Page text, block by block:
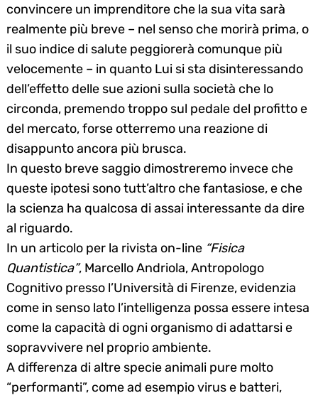
convincere un imprenditore che la sua vita sarà
realmente più breve – nel senso che morirà prima, o
il suo indice di salute peggiorerà comunque più
velocemente – in quanto Lui si sta disinteressando
dell’effetto delle sue azioni sulla società che lo
circonda, premendo troppo sul pedale del profitto e
del mercato, forse otterremo una reazione di
disappunto ancora più brusca.
In questo breve saggio dimostreremo invece che
queste ipotesi sono tutt’altro che fantasiose, e che
la scienza ha qualcosa di assai interessante da dire
al riguardo.
In un articolo per la rivista on-line “Fisica
Quantistica”, Marcello Andriola, Antropologo
Cognitivo presso l’Università di Firenze, evidenzia
come in senso lato l’intelligenza possa essere intesa
come la capacità di ogni organismo di adattarsi e
sopravvivere nel proprio ambiente.
A differenza di altre specie animali pure molto
“performanti”, come ad esempio virus e batteri,